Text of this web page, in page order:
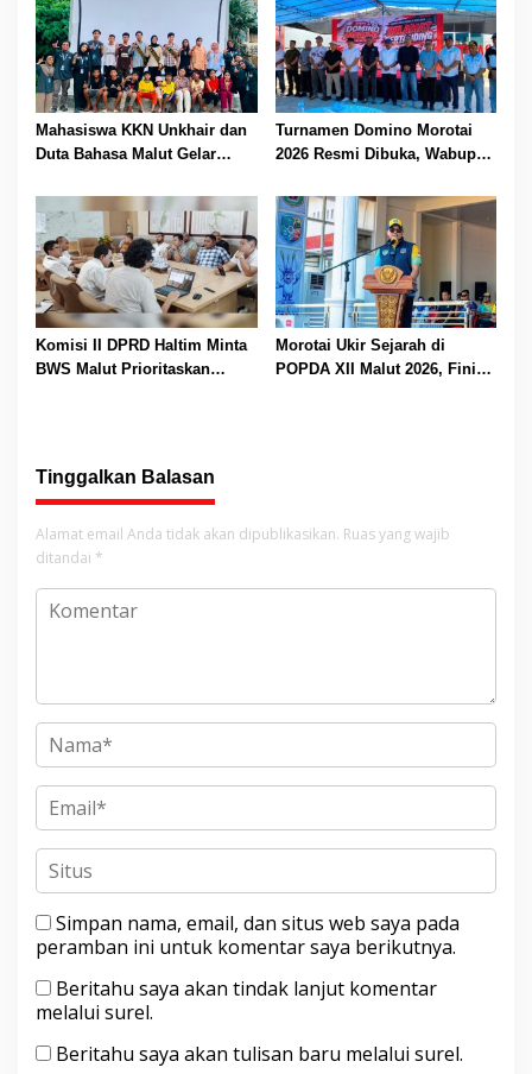
Psikodrama
Mahasiswa KKN Unkhair dan
Duta Bahasa Malut Gelar
untuk Tingkatkan Literasi
Anak
Turnamen Domino Morotai
2026 Resmi Dibuka, Wabup
Persaudaraan dan Promosi
Daerah
Komisi II DPRD Haltim Minta
BWS Malut Prioritaskan
Morotai Ukir Sejarah di
POPDA XII Malut 2026, Finis
Tinggalkan Balasan
Alamat email Anda tidak akan dipublikasikan. Ruas yang wajib
ditandai *
Simpan nama, email, dan situs web saya pada
peramban ini untuk komentar saya berikutnya.
Beritahu saya akan tindak lanjut komentar
melalui surel.
Beritahu saya akan tulisan baru melalui surel.